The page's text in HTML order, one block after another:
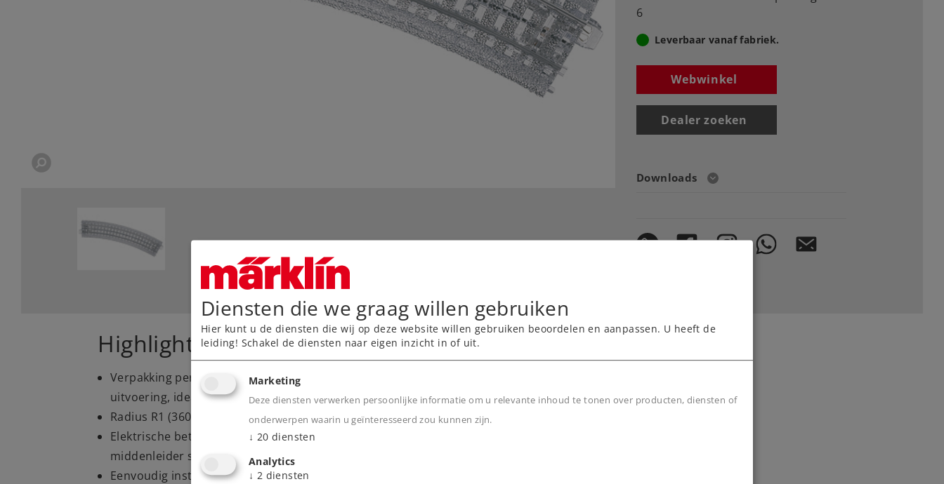
6
Leverbaar vanaf fabriek.
Webwinkel
Dealer zoeken
Downloads
Highlights
Verpakking per 6 Stuks) gebogen C-rails in doorzichtige
uitvoering, ideaal voor presentatie doeleinden.
Radius R1 (360 mm), en 30 graden hoek.
Elektrische betrouwbaar dankzij de het beproefde
middenleider systeem.
Eenvoudig insteeksysteem - stabiele opbouw zonder
Diensten die we graag willen gebruiken
Hier kunt u de diensten die wij op deze website willen gebruiken beoordelen en aanpassen. U heeft de
leiding! Schakel de diensten naar eigen inzicht in of uit.
Marketing
Deze diensten verwerken persoonlijke informatie om u relevante inhoud te tonen over producten, diensten of
onderwerpen waarin u geïnteresseerd zou kunnen zijn.
↓ 20 diensten
Analytics
↓ 2 diensten